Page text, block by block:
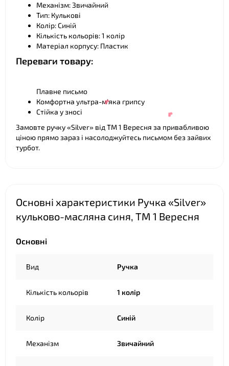
Механізм: Звичайний
Тип: Кулькові
Колір: Синій
Кількість кольорів: 1 колір
Матеріал корпусу: Пластик
Переваги товару:
Плавне письмо
Комфортна ультра-м'яка грипсу
Стійка у зносі
Замовте ручку «Silver» від ТМ 1 Вересня за привабливою
ціною прямо зараз і насолоджуйтесь письмом без зайвих
турбот.
Основні характеристики Ручка «Silver»
кульково-масляна синя, ТМ 1 Вересня
Основні
Вид Ручка
Кількість кольорів 1 колір
Колір Синій
Механізм Звичайний
❤
❤